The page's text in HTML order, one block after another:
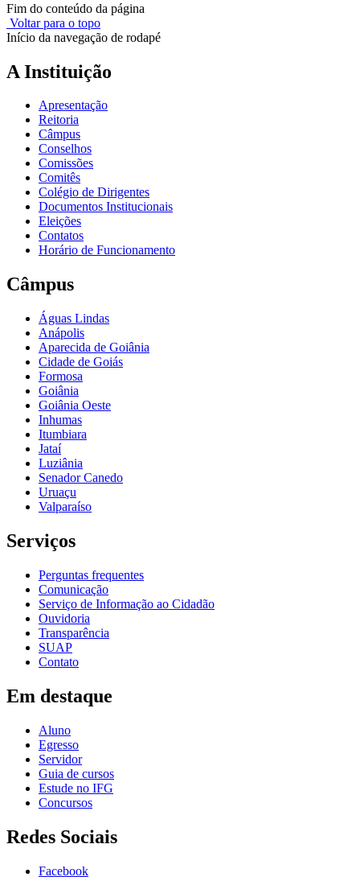
Fim do conteúdo da página
Voltar para o topo
Início da navegação de rodapé
A Instituição
Apresentação
Reitoria
Câmpus
Conselhos
Comissões
Comitês
Colégio de Dirigentes
Documentos Institucionais
Eleições
Contatos
Horário de Funcionamento
Câmpus
Águas Lindas
Anápolis
Aparecida de Goiânia
Cidade de Goiás
Formosa
Goiânia
Goiânia Oeste
Inhumas
Itumbiara
Jataí
Luziânia
Senador Canedo
Uruaçu
Valparaíso
Serviços
Perguntas frequentes
Comunicação
Serviço de Informação ao Cidadão
Ouvidoria
Transparência
SUAP
Contato
Em destaque
Aluno
Egresso
Servidor
Guia de cursos
Estude no IFG
Concursos
Redes Sociais
Facebook